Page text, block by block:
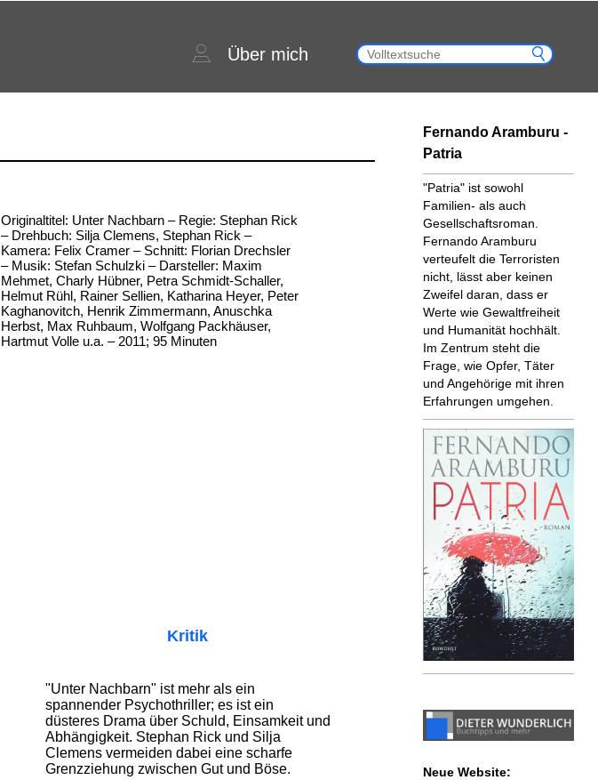
Über mich
Originaltitel: Unter Nachbarn – Regie: Stephan Rick
– Drehbuch: Silja Clemens, Stephan Rick –
Kamera: Felix Cramer – Schnitt: Florian Drechsler
– Musik: Stefan Schulzki – Darsteller: Maxim
Mehmet, Charly Hübner, Petra Schmidt-Schaller,
Helmut Rühl, Rainer Sellien, Katharina Heyer, Peter
Kaghanovitch, Henrik Zimmermann, Anuschka
Herbst, Max Ruhbaum, Wolfgang Packhäuser,
Hartmut Volle u.a. – 2011; 95 Minuten
Kritik
"Unter Nachbarn" ist mehr als ein
spannender Psychothriller; es ist ein
düsteres Drama über Schuld, Einsamkeit und
Abhängigkeit. Stephan Rick und Silja
Clemens vermeiden dabei eine scharfe
Grenzziehung zwischen Gut und Böse.
Fernando Aramburu -
Patria
"Patria" ist sowohl
Familien- als auch
Gesellschaftsroman.
Fernando Aramburu
verteufelt die Terroristen
nicht, lässt aber keinen
Zweifel da­ran, dass er
Werte wie Gewalt­frei­heit
und Humanität hochhält.
Im Zentrum steht die
Frage, wie Opfer, Täter
und Angehörige mit ihren
Erfahrungen umgehen.
Neue Website: